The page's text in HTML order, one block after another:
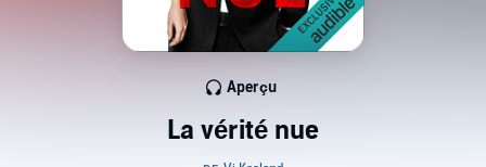
La vérité nue
Aperçu